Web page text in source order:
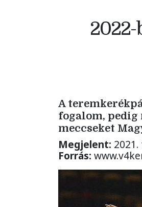
A
fogalom, pedig
meccseket
Megjelent:
Forrás: